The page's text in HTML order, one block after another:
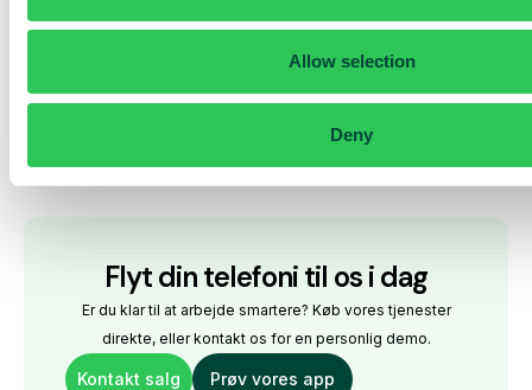
Allow selection
Deny
Flyt din telefoni til os i dag
Er du klar til at arbejde smartere? Køb vores tjenester
direkte, eller kontakt os for en personlig demo.
Kontakt salg Prøv vores app